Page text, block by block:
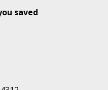
saved